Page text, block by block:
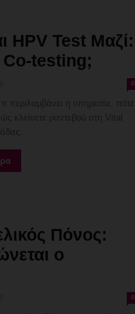
HPV Test Μαζί:
Co-testing;
0
Πόνος:
ο
0